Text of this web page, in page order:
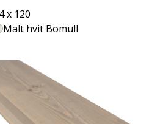
x 120
Malt hvit Bomull